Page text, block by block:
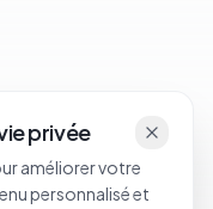
privée
améliorer votre
personnalisé et